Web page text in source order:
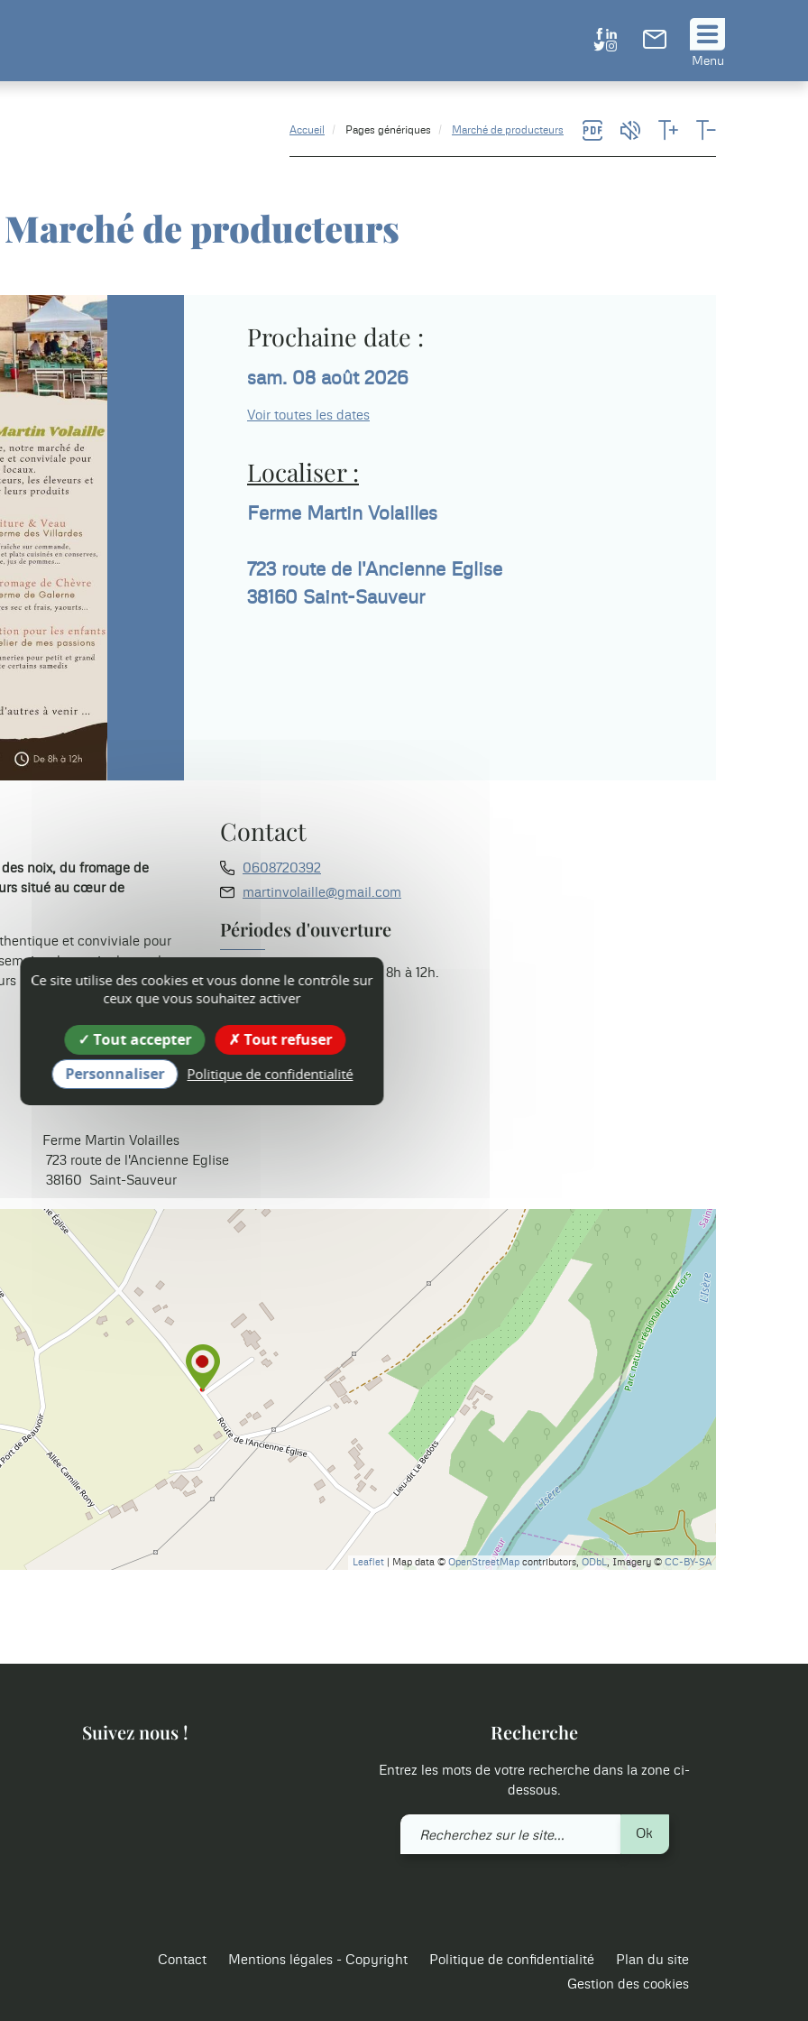
!
Menu
Accueil Pages génériques Marché de producteurs
Marché de producteurs
Prochaine date :
sam. 08 août 2026
Voir toutes les dates
Localiser :
Ferme Martin Volailles
723 route de l'Ancienne Eglise
38160 Saint-Sauveur
noix, du fromage de
situé au cœur de
et conviviale pour
les agriculteurs, les
produits exceptionnels.
Contact
0608720392
martinvolaille@gmail.com
Périodes d'ouverture
Toute l'année le samedi de 8h à 12h.
Tarif
Gratuit.
Ferme Martin Volailles
723 route de l'Ancienne Eglise
38160
Saint-Sauveur
Leaflet | Map data © OpenStreetMap contributors, ODbL , Imagery © CC-BY-SA
Suivez nous ! Recherche
Entrez les mots de votre recherche dans la zone ci-
dessous.
Recherchez
Ok
Contact Mentions légales - Copyright Politique de confidentialité
Plan du site
Gestion des cookies
Ce site utilise des cookies et vous donne le contrôle sur
ceux que vous souhaitez activer
Tout accepter
Tout refuser
Personnaliser
Politique de confidentialité